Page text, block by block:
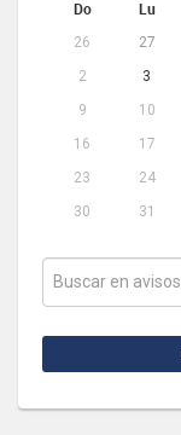
Do Lu
26 27
2
3
9
10
16
17
23
24
30
31